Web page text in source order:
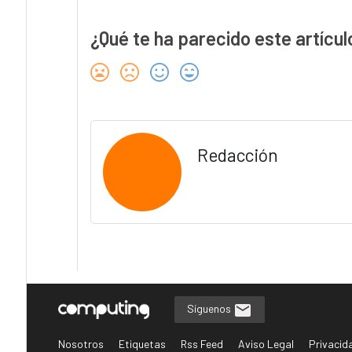
¿Qué te ha parecido este
Redacción
Síguenos
Nosotros Etiquetas Rss Feed Aviso Legal